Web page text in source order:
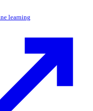
learning